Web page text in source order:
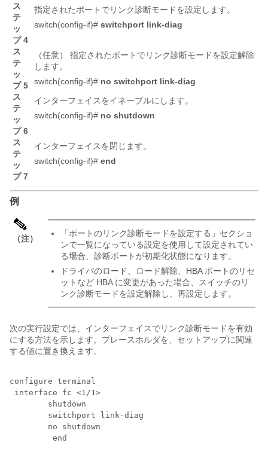
ス
テ
ッ
プ 4
指定されたポートでリンク診断モードを設定します。
switch(config-if)# switchport link-diag
ス
テ
ッ
プ 5
（任意） 指定されたポートでリンク診断モードを設定解除
します。
switch(config-if)# no switchport link-diag
ス
テ
ッ
プ 6
インターフェイスをイネーブルにします。
switch(config-if)# no shutdown
ス
テ
ッ
プ 7
インターフェイスを閉じます。
switch(config-if)# end
例
（注）
「ポートのリンク診断モードを設定する」セクショ
ンで一覧になっている設定を使用して設定されてい
る場合、診断ポートが初期化状態になります。
ドライバのロード、ロード解除、HBA ポートのリセ
ットなど HBA に変更があった場合、スイッチのリ
ンク診断モードを設定解除し、再設定します。
次の実行設定では、インターフェイスでリンク診断モードを有効
にする方法を示します。プレースホルダを、セットアップに関連
する値に置き換えます。
configure terminal
interface fc <1/1 >